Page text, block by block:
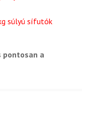
súlyú sífutók
pontosan a